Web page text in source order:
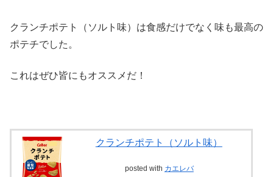
クランチポテト（ソルト味）は食感だけでなく味も最高の
ポテチでした。
これはぜひ皆にもオススメだ！
クランチポテト（ソルト味）
posted with カエレバ